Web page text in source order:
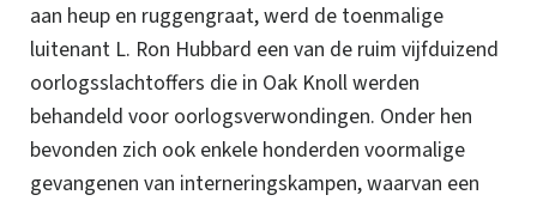
aan heup en ruggengraat, werd de toenmalige
luitenant L. Ron Hubbard een van de ruim vijfduizend
oorlogsslachtoffers die in Oak Knoll werden
behandeld voor oorlogsverwondingen. Onder hen
bevonden zich ook enkele honderden voormalige
gevangenen van interneringskampen, waarvan een